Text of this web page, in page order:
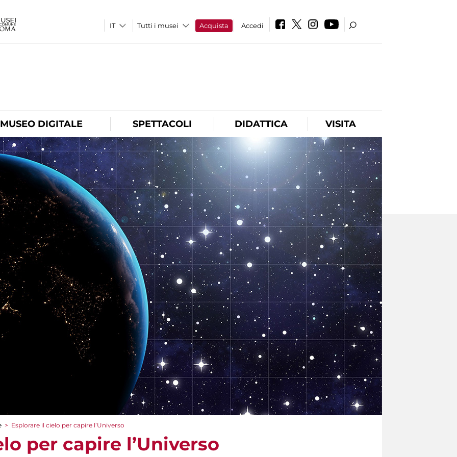
Tutti i musei Acquista Accedi
MUSEO DIGITALE SPETTACOLI DIDATTICA VISITA
> Esplorare il cielo per capire l’Universo
per capire l’Universo